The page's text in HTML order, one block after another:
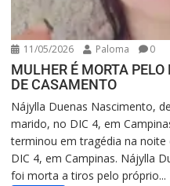
11/05/2026 Paloma 0
MULHER É MORTA
DE CASAMENTO
Nájylla Duenas Nascimento,
marido, no DIC 4, em
terminou em tragédia na
DIC 4, em Campinas. Nájylla
foi morta a tiros pelo próprio...